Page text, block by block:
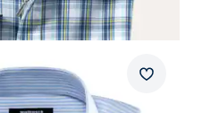
mit Relax-Kragen